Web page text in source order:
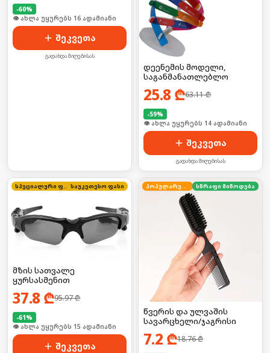
-60%
🛒 ბოლო 24სთ-ში იყიდა 21-მა
შეკვეთა
გადახდა მიღებისას
დეენემის მოდელი,
საგანმანათლებლო
25.8 ₾63.11₾
-59%
შეკვეთა
გადახდა მიღებისას
სპეციალური ფასი საუკეთესო ფასი
მზის სათვალე
ყურსასმენით
37.8 ₾95.97₾
-61%
🛒 ბოლო 24სთ-ში იყიდა 19-მა
შეკვეთა
პოპულარული სწრაფი მიწოდება
წვერის და ულვაშის
სავარცხელი/ჯაგრისი
7.2 ₾18.76₾